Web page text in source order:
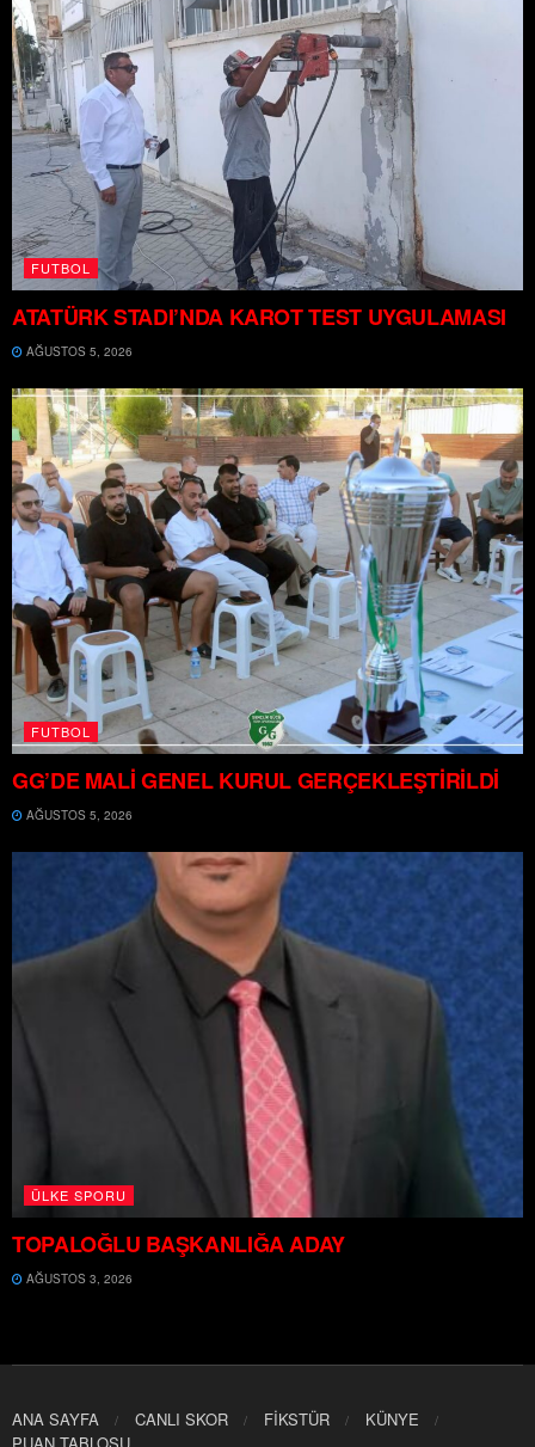
FUTBOL
ATATÜRK STADI’NDA KAROT TEST UYGULAMASI
AĞUSTOS 5, 2026
FUTBOL
GG’DE MALİ GENEL KURUL GERÇEKLEŞTİRİLDİ
AĞUSTOS 5, 2026
ÜLKE SPORU
TOPALOĞLU BAŞKANLIĞA ADAY
AĞUSTOS 3, 2026
ANA SAYFA CANLI SKOR FİKSTÜR
KÜNYE